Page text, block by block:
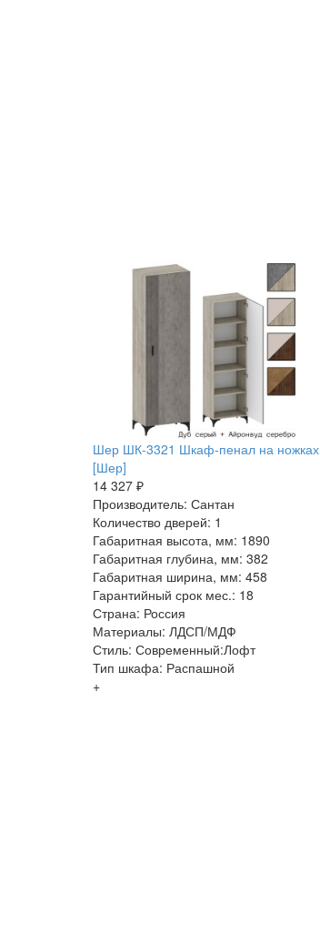
Шер ШК-3321 Шкаф-пенал на ножках
[Шер]
14 327 ₽
Производитель: Сантан
Количество дверей: 1
Габаритная высота, мм: 1890
Габаритная глубина, мм: 382
Габаритная ширина, мм: 458
Гарантийный срок мес.: 18
Страна: Россия
Материалы: ЛДСП/МДФ
Стиль: Современный:Лофт
Тип шкафа: Распашной
+